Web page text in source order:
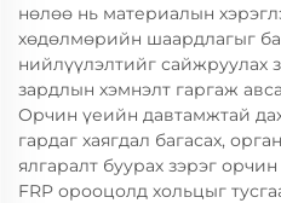
нөлөө нь материалын
хөдөлмөрийн шаардлагыг
нийлүүлэлтийг сайжруулах
зардлын хэмнэлт гаргаж
Орчин үеийн давтамжтай
гардаг хаягдал багасах,
ялгаралт буурах зэрэг
FRP орооцолд хольцыг